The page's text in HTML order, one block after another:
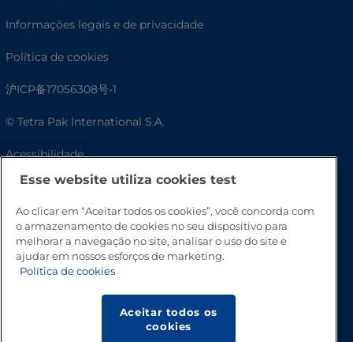
Informações legais e de privacidade
Política de cookies
沪ICP备17056308号-1
© Tetra Pak International S.A.
Acessibilidade
Esse website utiliza cookies test
Ao clicar em “Aceitar todos os cookies”, você concorda com
o armazenamento de cookies no seu dispositivo para
melhorar a navegação no site, analisar o uso do site e
ajudar em nossos esforços de marketing.
Política de cookies
Aceitar todos os
cookies